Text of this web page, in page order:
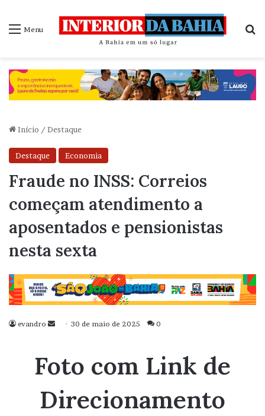
Menu
Início / Destaque
Destaque Economia
Fraude no INSS: Correios
começam atendimento a
aposentados e pensionistas
nesta sexta
evandro
Mande
mail
30 de maio de 2025 0
Foto com Link de
Direcionamento